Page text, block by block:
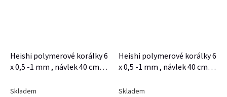
Heishi polymerové korálky 6
x 0,5 -1 mm , návlek 40 cm,
Skladem
Heishi polymerové korálky 6
x 0,5 -1 mm , návlek 40 cm,
Skladem